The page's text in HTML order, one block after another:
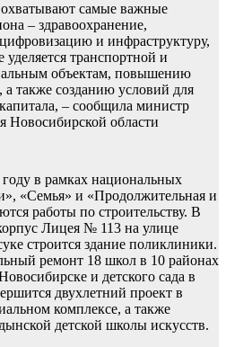
самые важные
– здравоохранение,
и инфраструктуру,
транспортной и
объектам, повышению
а также созданию условий для
– сообщила министр
Новосибирской области
в рамках национальных
«Семья» и «Продолжительная и
работы по строительству. В
Лицея № 113 на улице
строится здание поликлиники.
ремонт 18 школ в 10 районах
и детского сада в
двухлетний проект в
комплексе, а также
детской школы искусств.